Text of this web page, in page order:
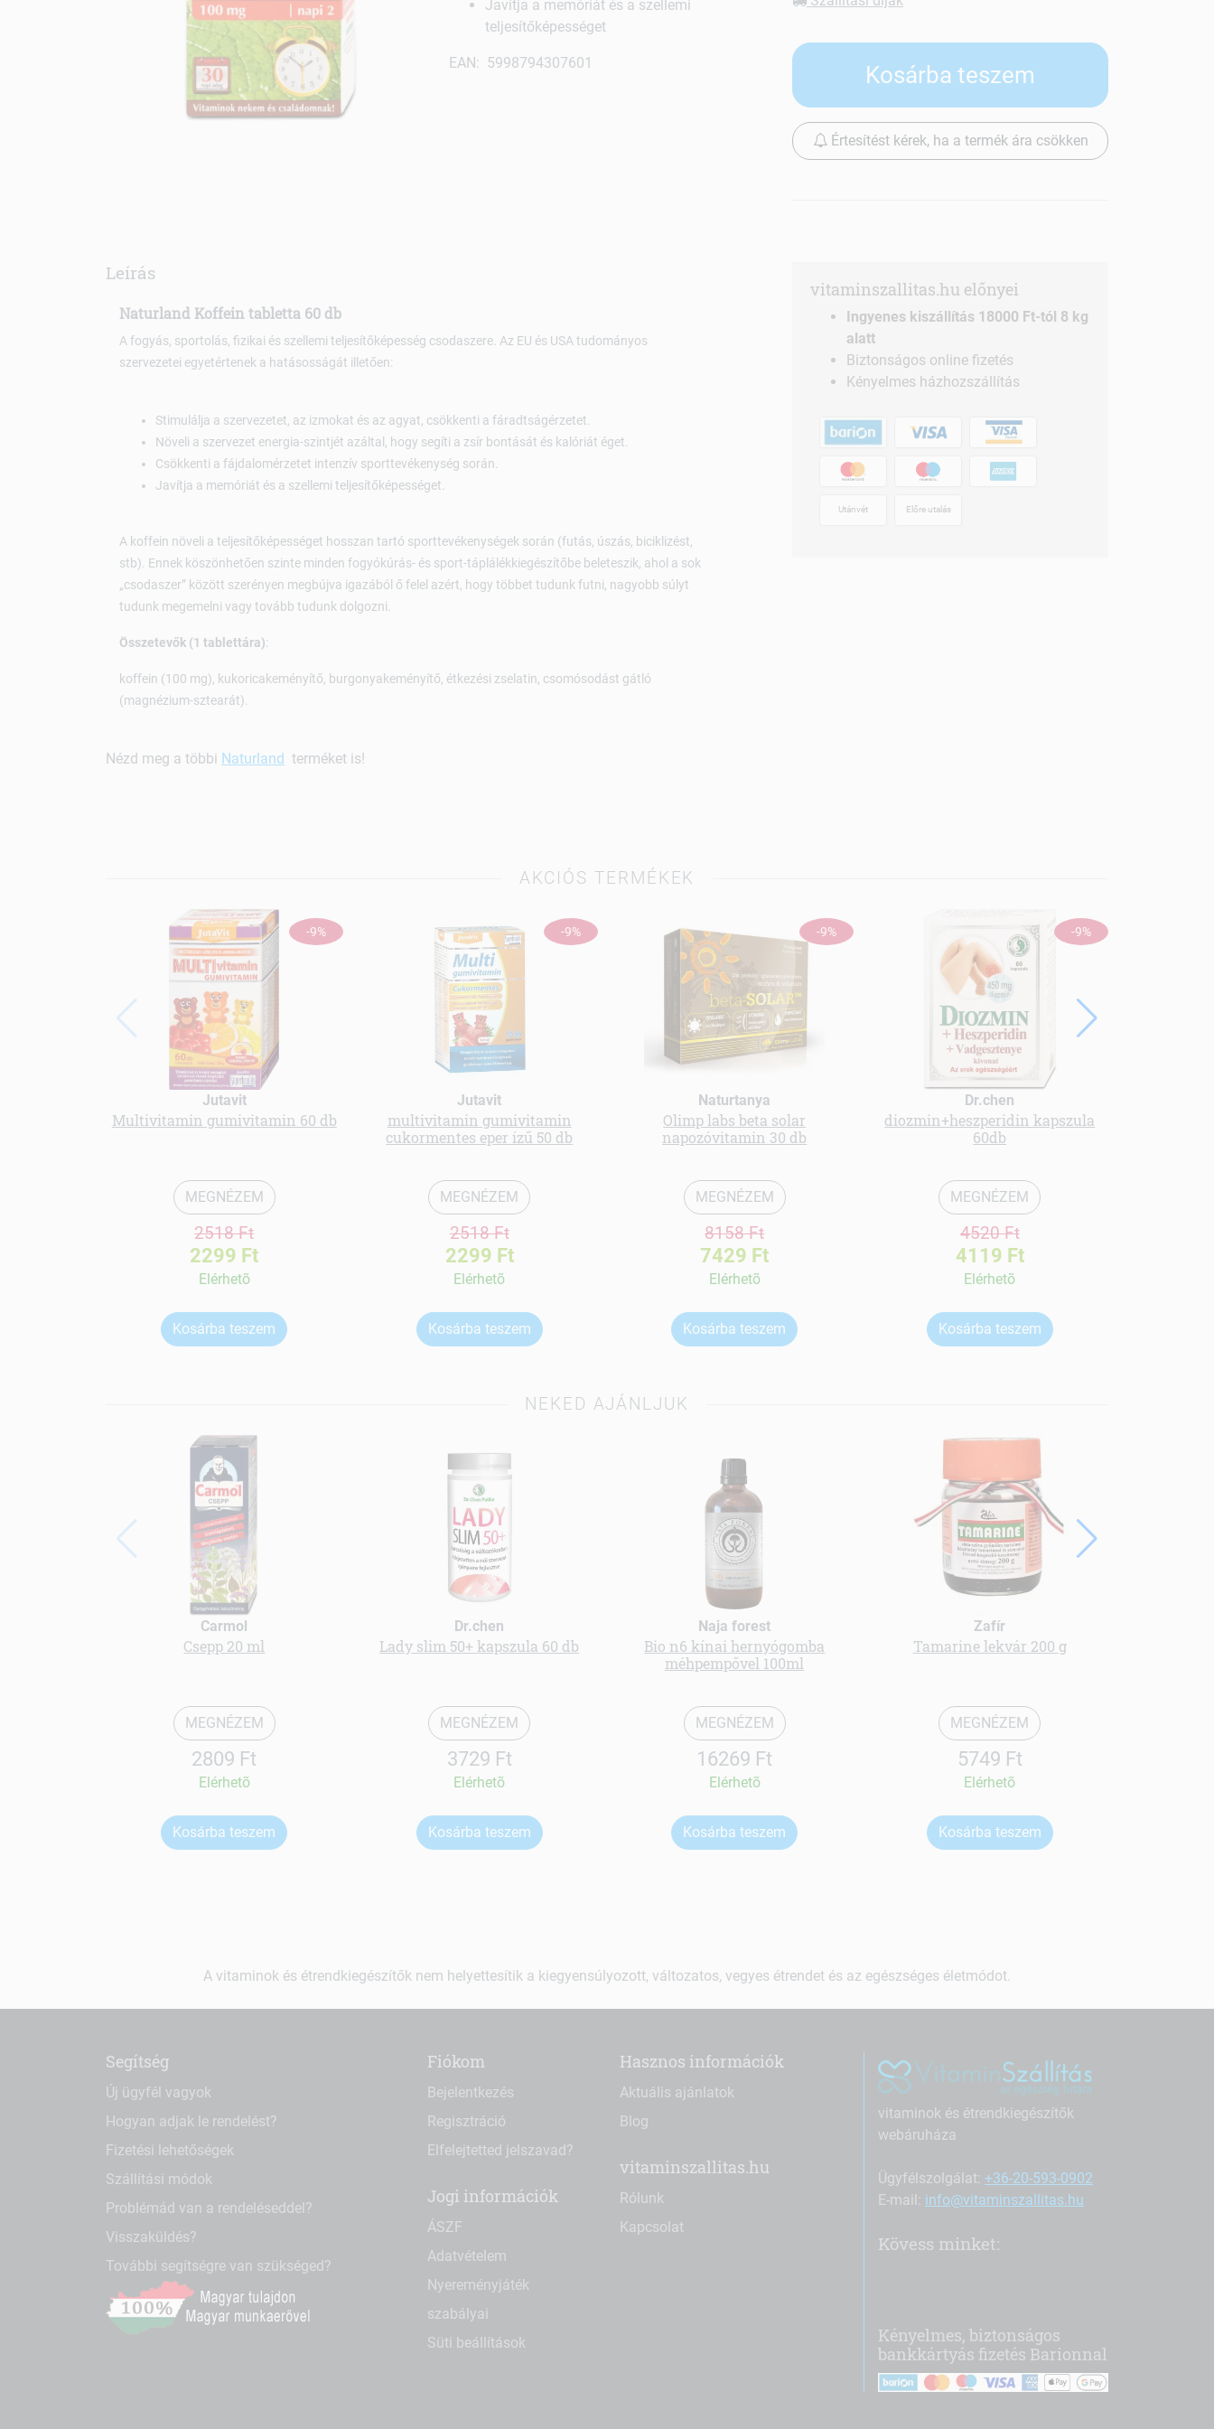
Javítja a memóriát és a szellemi
teljesítőképességet
EAN: 5998794307601 Kosárba teszem
Értesítést kérek, ha a termék ára csökken
Leírás
Naturland Koffein tabletta 60 db
A fogyás, sportolás, fizikai és szellemi teljesítőképesség csodaszere. Az EU és USA tudományos
szervezetei egyetértenek a hatásosságát illetően:
Stimulálja a szervezetet, az izmokat és az agyat, csökkenti a fáradtságérzetet.
Növeli a szervezet energia-szintjét azáltal, hogy segíti a zsír bontását és kalóriát éget.
Csökkenti a fájdalomérzetet intenzív sporttevékenység során.
Javítja a memóriát és a szellemi teljesítőképességet.
A koffein növeli a teljesítőképességet hosszan tartó sporttevékenységek során (futás, úszás, biciklizést,
stb). Ennek köszönhetően szinte minden fogyókúrás- és sport-táplálékkiegészítőbe beleteszik, ahol a sok
„csodaszer” között szerényen megbújva igazából ő felel azért, hogy többet tudunk futni, nagyobb súlyt
tudunk megemelni vagy tovább tudunk dolgozni.
Összetevők (1 tablettára):
koffein (100 mg), kukoricakeményítő, burgonyakeményítő, étkezési zselatin, csomósodást gátló
(magnézium-sztearát).
Nézd meg a többi Naturland terméket is!
vitaminszallitas.hu előnyei
Ingyenes kiszállítás 18000 Ft-tól 8 kg
alatt
Biztonságos online fizetés
Kényelmes házhozszállítás
Utánvét Előre utalás
AKCIÓS TERMÉKEK
-9%
Jutavit
Multivitamin gumivitamin 60 db
MEGNÉZEM
2518 Ft
2299 Ft
Elérhetõ
Kosárba teszem
-9%
Jutavit
multivitamin gumivitamin
cukormentes eper ízű 50 db
MEGNÉZEM
2518 Ft
2299 Ft
Elérhetõ
Kosárba teszem
-9%
Naturtanya
Olimp labs beta solar
napozóvitamin 30 db
MEGNÉZEM
8158 Ft
7429 Ft
Elérhetõ
Kosárba teszem
-9%
Dr.chen
diozmin+heszperidin kapszula
60db
MEGNÉZEM
4520 Ft
4119 Ft
Elérhetõ
Kosárba teszem
NEKED AJÁNLJUK
Carmol
Csepp 20 ml
MEGNÉZEM
2809 Ft
Elérhetõ
Kosárba teszem
Dr.chen
Lady slim 50+ kapszula 60 db
MEGNÉZEM
3729 Ft
Elérhetõ
Kosárba teszem
Naja forest
Bio n6 kínai hernyógomba
méhpempővel 100ml
MEGNÉZEM
16269 Ft
Elérhetõ
Kosárba teszem
Zafír
Tamarine lekvár 200 g
MEGNÉZEM
5749 Ft
Elérhetõ
Kosárba teszem
A vitaminok és étrendkiegészítők nem helyettesítik a kiegyensúlyozott, változatos, vegyes étrendet és az egészséges életmódot.
Segítség
Új ügyfél vagyok
Hogyan adjak le rendelést?
Fizetési lehetőségek
Szállítási módok
Problémád van a rendeléseddel?
Visszaküldés?
További segítségre van szükséged?
Fiókom
Bejelentkezés
Regisztráció
Elfelejtetted jelszavad?
Jogi információk
ÁSZF
Adatvételem
Nyereményjáték
szabályai
Süti beállítások
Hasznos információk
Aktuális ajánlatok
Blog
vitaminszallitas.hu
Rólunk
Kapcsolat
vitaminok és étrendkiegészítők
webáruháza
Ügyfélszolgálat: +36-20-593-0902
E-mail: info@vitaminszallitas.hu
Kövess minket:
Kényelmes, biztonságos
bankkártyás fizetés Barionnal